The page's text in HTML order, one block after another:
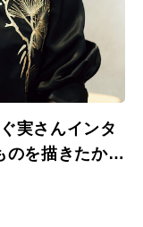
実さんインタ
を描きたかっ